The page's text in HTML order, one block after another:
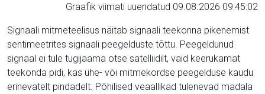
Graafik viimati uuendatud 09.08.2026 09:45:02
Signaali mitmeteelisus näitab signaali teekonna pikenemist
sentimeetrites signaali peegelduste tõttu. Peegeldunud
signaal ei tule tugijaama otse satelliidilt, vaid keerukamat
teekonda pidi, kas ühe- või mitmekordse peegelduse kaudu
erinevatelt pindadelt. Põhilised veaallikad tulenevad madala